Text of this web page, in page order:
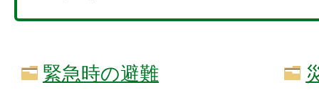
緊急時の避難